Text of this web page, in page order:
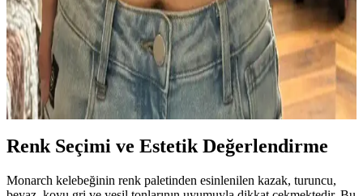
Rumble Raglan Modelinde İplik Seçimi, Örgü
Gerilimi ve Bloklama Teknikleri
Rumble Raglan modelinde kullanılan Cascade 220 fingering ipliği
ve superwash ipliklerin avantajları tartışılıyor. Örgü gerilimi ve
bloklama işlemi örgünün görünümünü önemli ölçüde etkiliyor.
Renk Seçimi ve Estetik Değerlendirme
Monarch kelebeğinin renk paletinden esinlenilen kazak, turuncu,